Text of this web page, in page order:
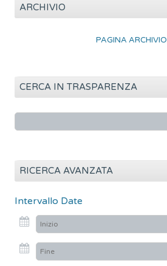
ARCHIVIO
PAGINA ARCHIVIO
CERCA IN TRASPARENZA
e
a
RICERCA AVANZATA
Intervallo Date